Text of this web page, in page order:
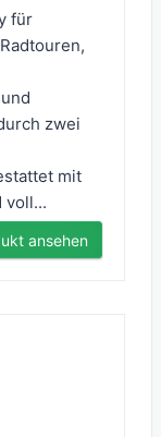
für
zwei
mit
voll...
ansehen